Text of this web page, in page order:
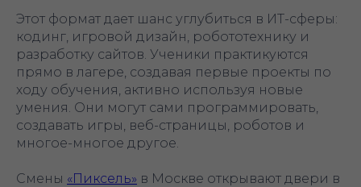
Этот формат дает шанс углубиться в ИТ-сферы:
кодинг, игровой дизайн, робототехнику и
разработку сайтов. Ученики практикуются
прямо в лагере, создавая первые проекты по
ходу обучения, активно используя новые
умения. Они могут сами программировать,
создавать игры, веб-страницы, роботов и
многое-многое другое.
Смены «Пиксель» в Москве открывают двери в